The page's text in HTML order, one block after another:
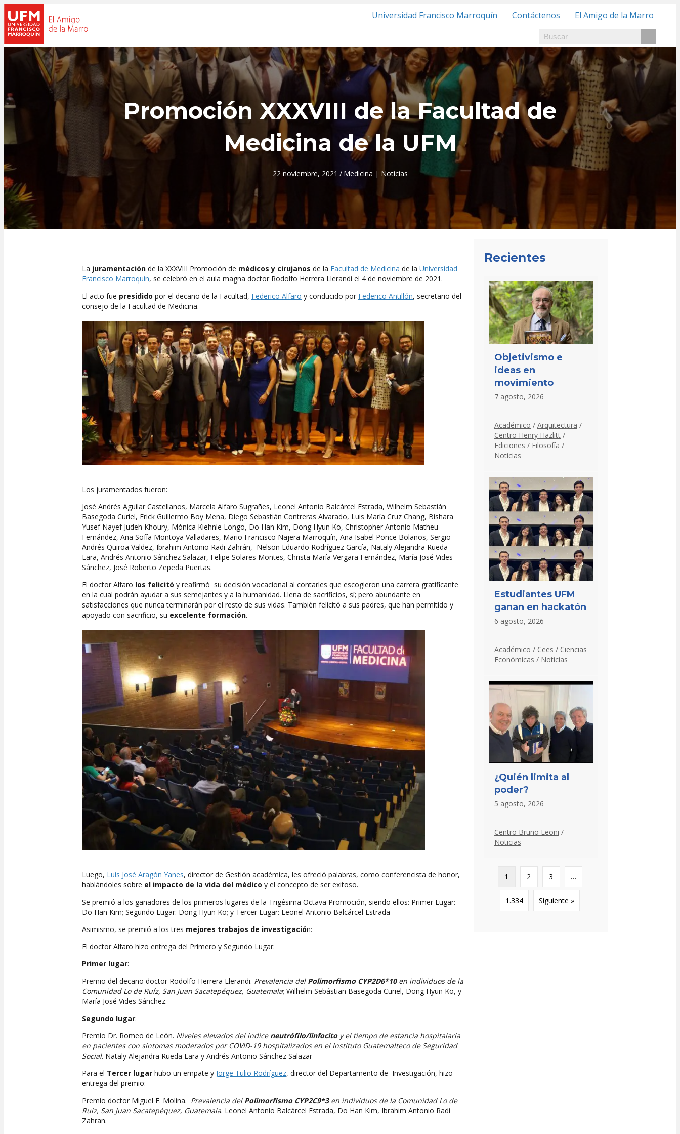
Universidad Francisco Marroquín Contáctenos El Amigo de la Marro
Promoción XXXVIII de la Facultad de
Medicina de la UFM
22 noviembre, 2021 / Medicina | Noticias
La juramentación de la XXXVIII Promoción de médicos y cirujanos de la Facultad de Medicina de la Universidad
Francisco Marroquín, se celebró en el aula magna doctor Rodolfo Herrera Llerandi el 4 de noviembre de 2021.
El acto fue presidido por el decano de la Facultad, Federico Alfaro y conducido por Federico Antillón, secretario del
consejo de la Facultad de Medicina.
Los juramentados fueron:
José Andrés Aguilar Castellanos, Marcela Alfaro Sugrañes, Leonel Antonio Balcárcel Estrada, Wilhelm Sebastián
Basegoda Curiel, Erick Guillermo Boy Mena, Diego Sebastián Contreras Alvarado, Luis María Cruz Chang, Bishara
Yusef Nayef Judeh Khoury, Mónica Kiehnle Longo, Do Han Kim, Dong Hyun Ko, Christopher Antonio Matheu
Fernández, Ana Sofía Montoya Valladares, Mario Francisco Najera Marroquín, Ana Isabel Ponce Bolaños, Sergio
Andrés Quiroa Valdez, Ibrahim Antonio Radi Zahrán, Nelson Eduardo Rodríguez García, Nataly Alejandra Rueda
Lara, Andrés Antonio Sánchez Salazar, Felipe Solares Montes, Christa María Vergara Fernández, María José Vides
Sánchez, José Roberto Zepeda Puertas.
El doctor Alfaro los felicitó y reafirmó su decisión vocacional al contarles que escogieron una carrera gratificante
en la cual podrán ayudar a sus semejantes y a la humanidad. Llena de sacrificios, sí; pero abundante en
satisfacciones que nunca terminarán por el resto de sus vidas. También felicitó a sus padres, que han permitido y
apoyado con sacrificio, su excelente formación.
Luego, Luis José Aragón Yanes, director de Gestión académica, les ofreció palabras, como conferencista de honor,
hablándoles sobre el impacto de la vida del médico y el concepto de ser exitoso.
Se premió a los ganadores de los primeros lugares de la Trigésima Octava Promoción, siendo ellos: Primer Lugar:
Do Han Kim; Segundo Lugar: Dong Hyun Ko; y Tercer Lugar: Leonel Antonio Balcárcel Estrada
Asimismo, se premió a los tres mejores trabajos de investigación:
El doctor Alfaro hizo entrega del Primero y Segundo Lugar:
Primer lugar:
Premio del decano doctor Rodolfo Herrera Llerandi. Prevalencia delPolimorfismo CYP2D6*10en individuos de la
Comunidad Lo de Ruíz, San Juan Sacatepéquez, Guatemala; Wilhelm Sebástian Basegoda Curiel, Dong Hyun Ko, y
María José Vides Sánchez.
Segundo lugar:
Premio Dr. Romeo de León. Niveles elevados del índiceneutrófilo/linfocitoy el tiempo de estancia hospitalaria
en pacientes con síntomas moderados por COVID-19 hospitalizados en el Instituto Guatemalteco de Seguridad
Social. Nataly Alejandra Rueda Lara y Andrés Antonio Sánchez Salazar
Para el Tercer lugar hubo un empate y Jorge Tulio Rodríguez, director del Departamento de Investigación, hizo
entrega del premio:
Premio doctor Miguel F. Molina. Prevalencia del Polimorfismo CYP2C9*3en individuos de la Comunidad Lo de
Ruiz, San Juan Sacatepéquez, Guatemala. Leonel Antonio Balcárcel Estrada, Do Han Kim, Ibrahim Antonio Radi
Zahran.
Recientes
Objetivismo e
ideas en
movimiento
7 agosto, 2026
Académico / Arquitectura /
Centro Henry Hazlitt /
Ediciones / Filosofía /
Noticias
Estudiantes UFM
ganan en hackatón
6 agosto, 2026
Académico / Cees / Ciencias
Económicas / Noticias
¿Quién limita al
poder?
5 agosto, 2026
Centro Bruno Leoni /
Noticias
1 2 3 …
1.334 Siguiente »